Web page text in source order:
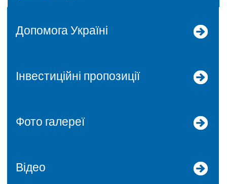
допомога Україні
Інвестиційні пропозиції
Фото галереї
Відео